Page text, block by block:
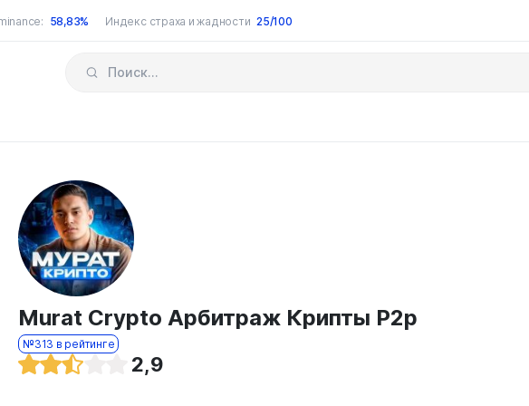
58,83% Индекс страха и жадности 25/100
Murat Crypto Арбитраж Крипты P2p
№313 в рейтинге
2,9